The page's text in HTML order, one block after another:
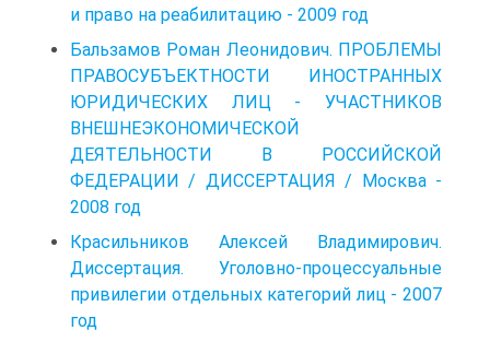
и право на реабилитацию - 2009 год
Бальзамов Роман Леонидович. ПРОБЛЕМЫ
ПРАВОСУБЪЕКТНОСТИ ИНОСТРАННЫХ
ЮРИДИЧЕСКИХ ЛИЦ - УЧАСТНИКОВ
ВНЕШНЕЭКОНОМИЧЕСКОЙ
ДЕЯТЕЛЬНОСТИ В РОССИЙСКОЙ
ФЕДЕРАЦИИ / ДИССЕРТАЦИЯ / Москва -
2008 год
Красильников Алексей Владимирович.
Диссертация. Уголовно-процессуальные
привилегии отдельных категорий лиц - 2007
год